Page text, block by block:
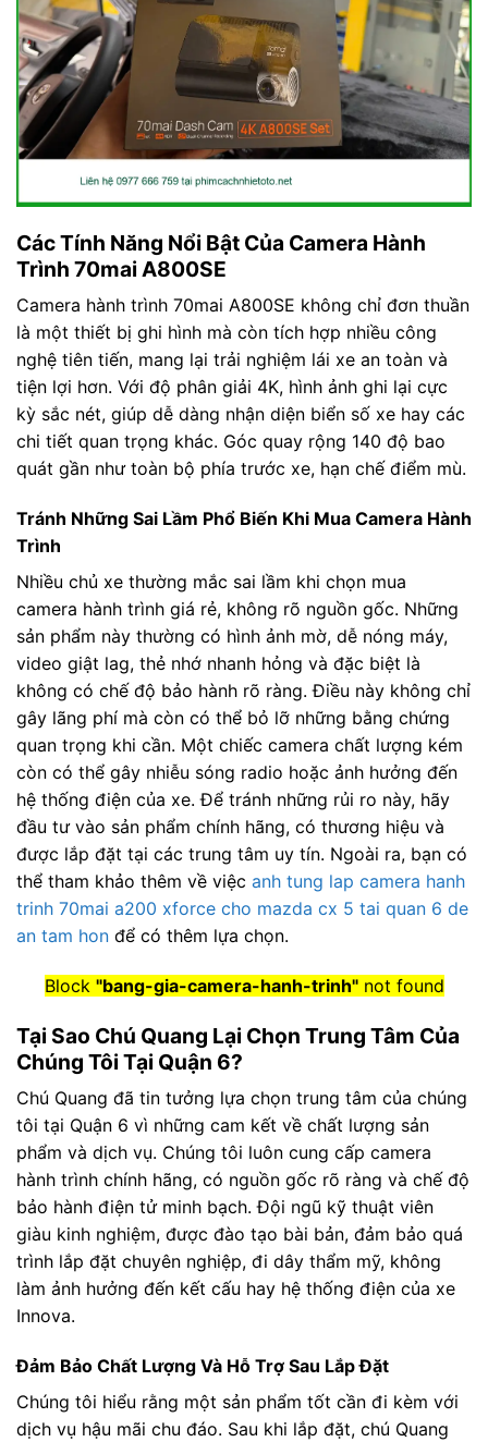
Các Tính Năng Nổi Bật Của Camera Hành
Trình 70mai A800SE
Camera hành trình 70mai A800SE không chỉ đơn thuần
là một thiết bị ghi hình mà còn tích hợp nhiều công
nghệ tiên tiến, mang lại trải nghiệm lái xe an toàn và
tiện lợi hơn. Với độ phân giải 4K, hình ảnh ghi lại cực
kỳ sắc nét, giúp dễ dàng nhận diện biển số xe hay các
chi tiết quan trọng khác. Góc quay rộng 140 độ bao
quát gần như toàn bộ phía trước xe, hạn chế điểm mù.
Tránh Những Sai Lầm Phổ Biến Khi Mua Camera Hành
Trình
Nhiều chủ xe thường mắc sai lầm khi chọn mua
camera hành trình giá rẻ, không rõ nguồn gốc. Những
sản phẩm này thường có hình ảnh mờ, dễ nóng máy,
video giật lag, thẻ nhớ nhanh hỏng và đặc biệt là
không có chế độ bảo hành rõ ràng. Điều này không chỉ
gây lãng phí mà còn có thể bỏ lỡ những bằng chứng
quan trọng khi cần. Một chiếc camera chất lượng kém
còn có thể gây nhiễu sóng radio hoặc ảnh hưởng đến
hệ thống điện của xe. Để tránh những rủi ro này, hãy
đầu tư vào sản phẩm chính hãng, có thương hiệu và
được lắp đặt tại các trung tâm uy tín. Ngoài ra, bạn có
thể tham khảo thêm về việc anh tung lap camera hanh
trinh 70mai a200 xforce cho mazda cx 5 tai quan 6 de
an tam hon để có thêm lựa chọn.
Block "bang-gia-camera-hanh-trinh"not found
Tại Sao Chú Quang Lại Chọn Trung Tâm Của
Chúng Tôi Tại Quận 6?
Chú Quang đã tin tưởng lựa chọn trung tâm của chúng
tôi tại Quận 6 vì những cam kết về chất lượng sản
phẩm và dịch vụ. Chúng tôi luôn cung cấp camera
hành trình chính hãng, có nguồn gốc rõ ràng và chế độ
bảo hành điện tử minh bạch. Đội ngũ kỹ thuật viên
giàu kinh nghiệm, được đào tạo bài bản, đảm bảo quá
trình lắp đặt chuyên nghiệp, đi dây thẩm mỹ, không
làm ảnh hưởng đến kết cấu hay hệ thống điện của xe
Innova.
Đảm Bảo Chất Lượng Và Hỗ Trợ Sau Lắp Đặt
Chúng tôi hiểu rằng một sản phẩm tốt cần đi kèm với
dịch vụ hậu mãi chu đáo. Sau khi lắp đặt, chú Quang